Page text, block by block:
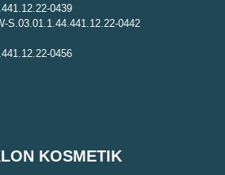
0439
S.03.01.1.44.441.12.22-0442
0456
KOSMETIK